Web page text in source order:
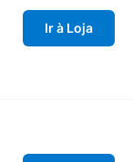
Ir à Loja